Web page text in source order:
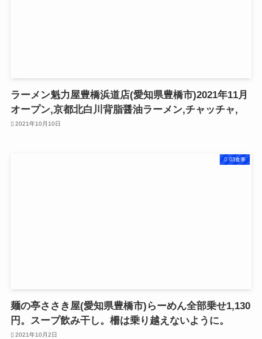
ラーメン魁力屋豊橋浜道店(愛知県豊橋市)2021年11月
オープン,京都北白川背脂醤油ラーメン,チャッチャ,
2021年10月10日
03食事
麺の亭ささき屋(愛知県豊橋市)らーめん全部乗せ1,130
円。スープ飲み干し。柵は乗り越えないように。
2021年10月2日